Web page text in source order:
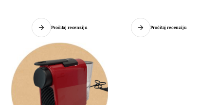
Pročitaj recenziju Pročitaj recenziju